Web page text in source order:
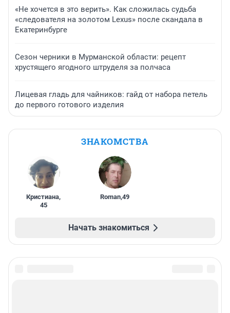
«Не хочется в это верить». Как сложилась судьба
«следователя на золотом Lexus» после скандала в
Екатеринбурге
Сезон черники в Мурманской области: рецепт
хрустящего ягодного штруделя за полчаса
Лицевая гладь для чайников: гайд от набора петель
до первого готового изделия
ЗНАКОМСТВА
Кристиана,
45
Roman,49
Начать знакомиться